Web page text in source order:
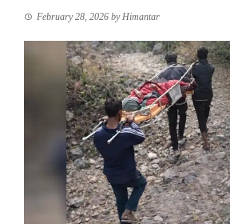
February 28, 2026 byHimantar